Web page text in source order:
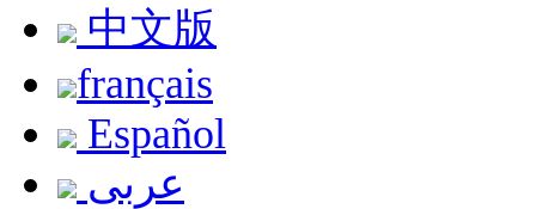
中文版
français
Español
عربى